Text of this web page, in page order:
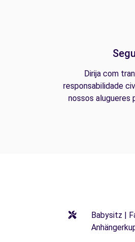
Dirija com
responsabilidade
nossos alugueres
Babysitz |